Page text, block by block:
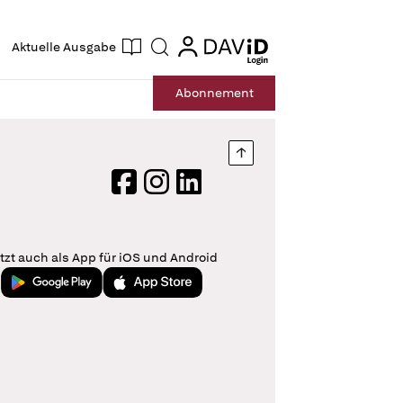
Aktuelle Ausgabe Suche login
login
Abonnement
Nach oben springen
FacebookInstagram
LinkedIn
auch als App für iOS und Android
Jetzt bei Google PlayLaden im App Store